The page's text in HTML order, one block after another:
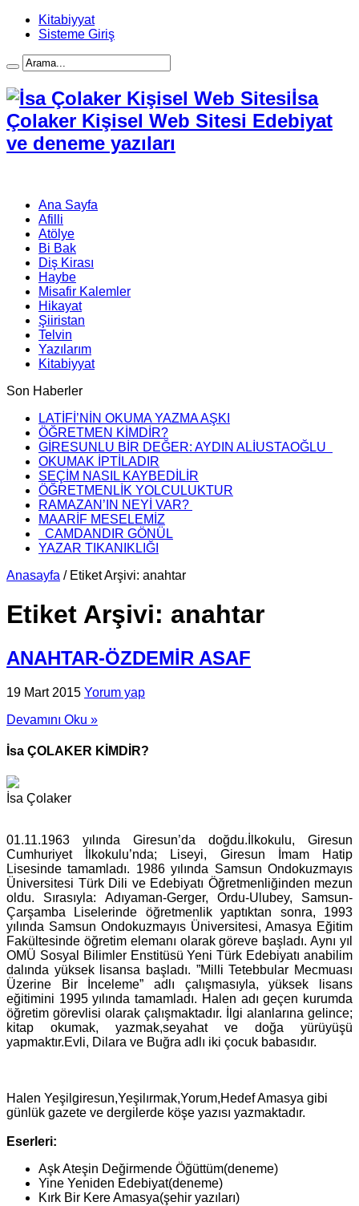
Kitabiyyat
Sisteme Giriş
İsa
Çolaker Kişisel Web Sitesi Edebiyat
ve deneme yazıları
Ana Sayfa
Afilli
Atölye
Bi Bak
Diş Kirası
Haybe
Misafir Kalemler
Hikayat
Şiiristan
Telvin
Yazılarım
Kitabiyyat
Son Haberler
LATİFİ’NİN OKUMA YAZMA AŞKI
ÖĞRETMEN KİMDİR?
GİRESUNLU BİR DEĞER: AYDIN ALİUSTAOĞLU
OKUMAK İPTİLADIR
SEÇİM NASIL KAYBEDİLİR
ÖĞRETMENLİK YOLCULUKTUR
RAMAZAN’IN NEYİ VAR?
MAARİF MESELEMİZ
CAMDANDIR GÖNÜL
YAZAR TIKANIKLIĞI
Anasayfa / Etiket Arşivi: anahtar
Etiket Arşivi: anahtar
ANAHTAR-ÖZDEMİR ASAF
19 Mart 2015 Yorum yap
Devamını Oku »
İsa ÇOLAKER KİMDİR?
İsa Çolaker
01.11.1963 yılında Giresun’da doğdu.İlkokulu, Giresun
Cumhuriyet İlkokulu’nda; Liseyi, Giresun İmam Hatip
Lisesinde tamamladı. 1986 yılında Samsun Ondokuzmayıs
Üniversitesi Türk Dili ve Edebiyatı Öğretmenliğinden mezun
oldu. Sırasıyla: Adıyaman-Gerger, Ordu-Ulubey, Samsun-
Çarşamba Liselerinde öğretmenlik yaptıktan sonra, 1993
yılında Samsun Ondokuzmayıs Üniversitesi, Amasya Eğitim
Fakültesinde öğretim elemanı olarak göreve başladı. Aynı yıl
OMÜ Sosyal Bilimler Enstitüsü Yeni Türk Edebiyatı anabilim
dalında yüksek lisansa başladı. ”Milli Tetebbular Mecmuası
Üzerine Bir İnceleme” adlı çalışmasıyla, yüksek lisans
eğitimini 1995 yılında tamamladı. Halen adı geçen kurumda
öğretim görevlisi olarak çalışmaktadır. İlgi alanlarına gelince;
kitap okumak, yazmak,seyahat ve doğa yürüyüşü
yapmaktır.Evli, Dilara ve Buğra adlı iki çocuk babasıdır.
Halen Yeşilgiresun,Yeşilırmak,Yorum,Hedef Amasya gibi
günlük gazete ve dergilerde köşe yazısı yazmaktadır.
Eserleri:
Aşk Ateşin Değirmende Öğüttüm(deneme)
Yine Yeniden Edebiyat(deneme)
Kırk Bir Kere Amasya(şehir yazıları)